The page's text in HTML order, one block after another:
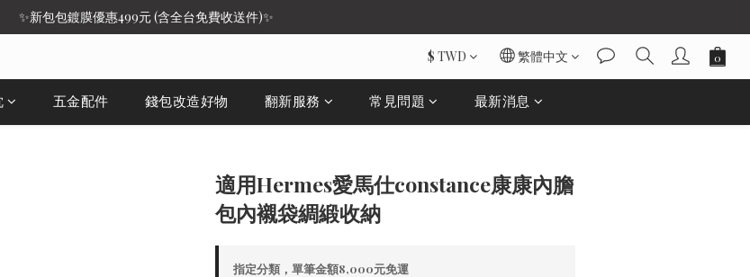
✨新包包鍍膜優惠499元 (含全台免費收送件)✨
$ TWD 繁體中文
五金配件 錢包改造好物 翻新服務 常見問題 最新消息
適用Hermes愛馬仕constance康康內膽
包內襯袋綢緞收納
指定分類，單筆金額8,000元免運